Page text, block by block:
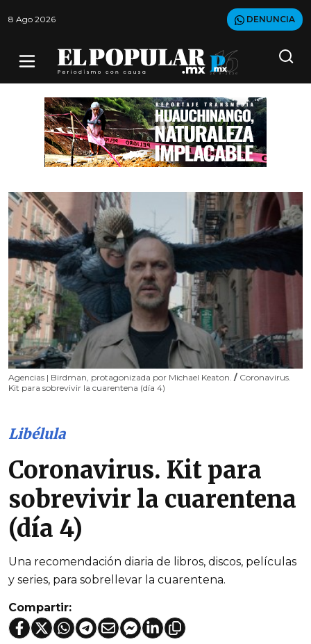
8 Ago 2026 DENUNCIA
Agencias | Birdman, protagonizada por Michael Keaton. / Coronavirus.
Kit para sobrevivir la cuarentena (día 4)
Libélula
Coronavirus. Kit para
sobrevivir la cuarentena
(día 4)
Una recomendación diaria de libros, discos, películas
y series, para sobrellevar la cuarentena.
Compartir: